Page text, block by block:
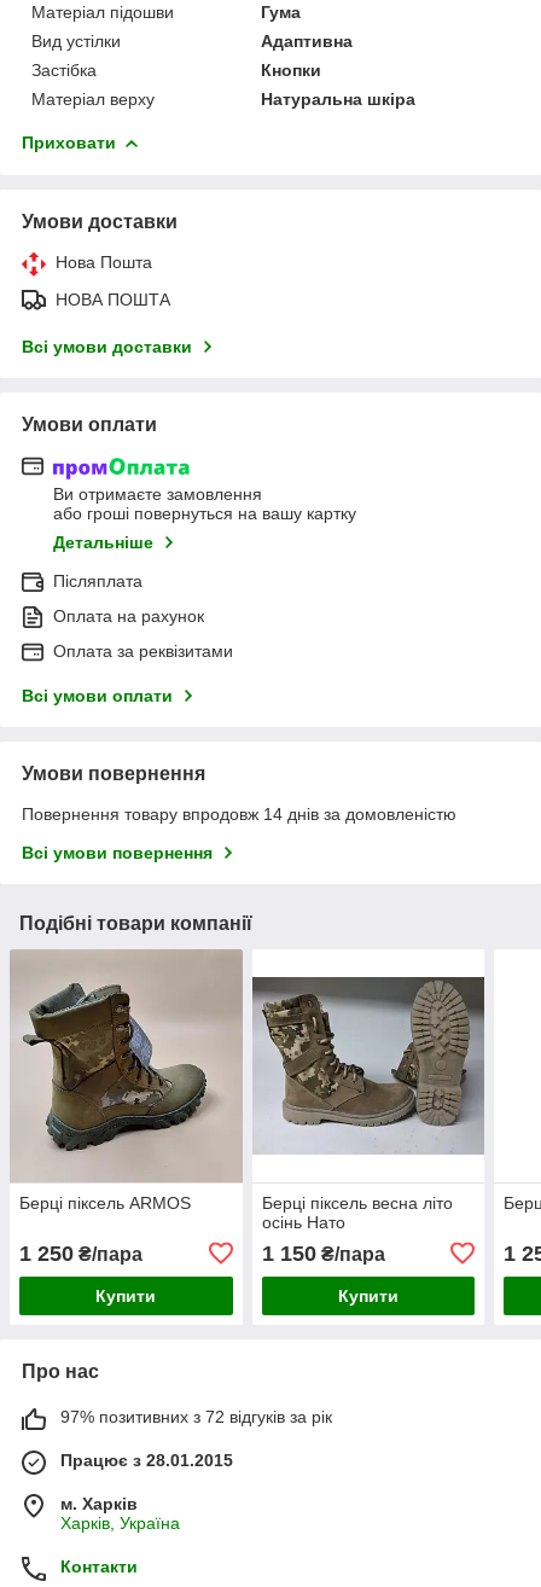
Матеріал підошви
Гума
Вид устілки
Адаптивна
Застібка
Кнопки
Матеріал верху
Натуральна шкіра
Приховати
Умови доставки
Нова Пошта
НОВА ПОШТА
Всі умови доставки
Умови оплати
Ви отримаєте замовлення
або гроші повернуться на вашу картку
Детальніше
Післяплата
Оплата на рахунок
Оплата за реквізитами
Всі умови оплати
Умови повернення
Повернення товару впродовж 14 днів за домовленістю
Всі умови повернення
Подібні товари компанії
Берці піксель ARMOS
1 250 ₴/пара
Купити
Берці піксель весна літо
осінь Нато
1 150₴/пара
Купити
1
Про нас
97% позитивних з 72 відгуків за рік
Працює з 28.01.2015
м. Харків
Харків, Україна
Контакти